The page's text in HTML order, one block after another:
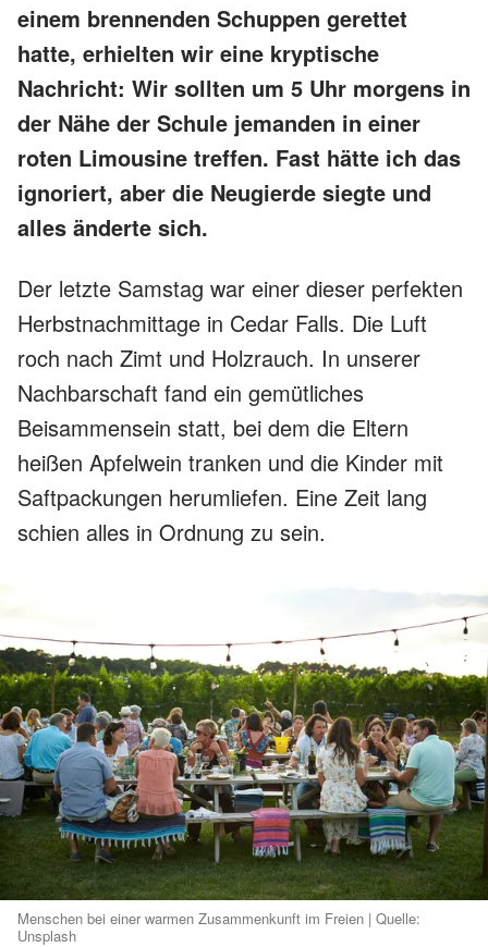
einem brennenden Schuppen gerettet
hatte, erhielten wir eine kryptische
Nachricht: Wir sollten um 5 Uhr morgens in
der Nähe der Schule jemanden in einer
roten Limousine treffen. Fast hätte ich das
ignoriert, aber die Neugierde siegte und
alles änderte sich.
Der letzte Samstag war einer dieser perfekten
Herbstnachmittage in Cedar Falls. Die Luft
roch nach Zimt und Holzrauch. In unserer
Nachbarschaft fand ein gemütliches
Beisammensein statt, bei dem die Eltern
heißen Apfelwein tranken und die Kinder mit
Saftpackungen herumliefen. Eine Zeit lang
schien alles in Ordnung zu sein.
Menschen bei einer warmen Zusammenkunft im Freien | Quelle:
Unsplash